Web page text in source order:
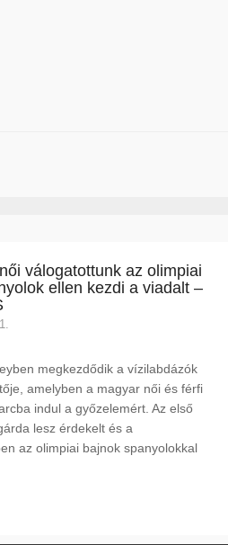
válogatottunk az olimpiai
ellen kezdi a viadalt –
megkezdődik a vízilabdázók
amelyben a magyar női és férfi
indul a győzelemért. Az első
lesz érdekelt és a
az olimpiai bajnok spanyolokkal